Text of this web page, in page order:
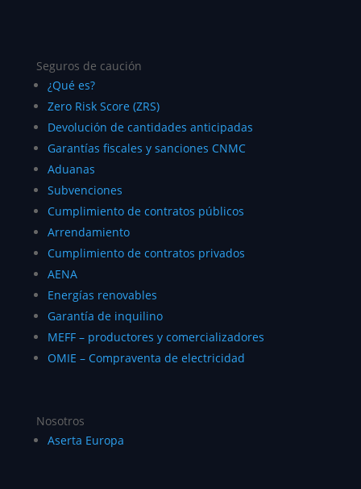
Seguros de caución
¿Qué es?
Zero Risk Score (ZRS)
Devolución de cantidades anticipadas
Garantías fiscales y sanciones CNMC
Aduanas
Subvenciones
Cumplimiento de contratos públicos
Arrendamiento
Cumplimiento de contratos privados
AENA
Energías renovables
Garantía de inquilino
MEFF – productores y comercializadores
OMIE – Compraventa de electricidad
Nosotros
Aserta Europa